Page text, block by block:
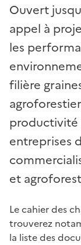
Ouvert
appel à
les
filière
productivité
entreprises
et
Le cahier des
trouverez
la liste des